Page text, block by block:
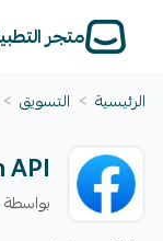
متجر
الرئيسية > التسويق >
بواسطة